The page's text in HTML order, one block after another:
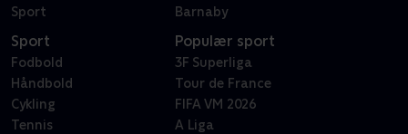
Sport
Barnaby
Sport
Fodbold
Håndbold
Cykling
Tennis
Populær sport
3F Superliga
Tour de France
FIFA VM 2026
A Liga